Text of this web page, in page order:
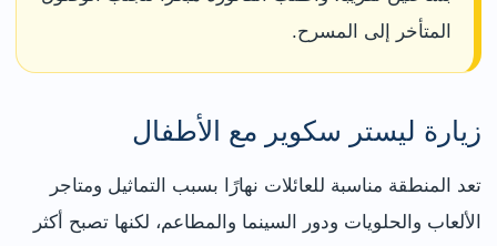
المتأخر إلى المسرح.
زيارة ليستر سكوير مع الأطفال
تعد المنطقة مناسبة للعائلات نهارًا بسبب التماثيل ومتاجر
الألعاب والحلويات ودور السينما والمطاعم، لكنها تصبح أكثر